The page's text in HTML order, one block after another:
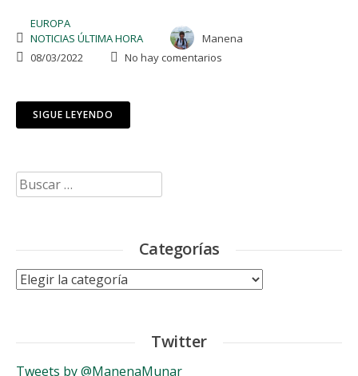
EUROPA
NOTICIAS ÚLTIMA HORA
Manena
08/03/2022
No hay comentarios
SIGUE LEYENDO
Buscar:
Categorías
Categorías
Twitter
Tweets by @ManenaMunar